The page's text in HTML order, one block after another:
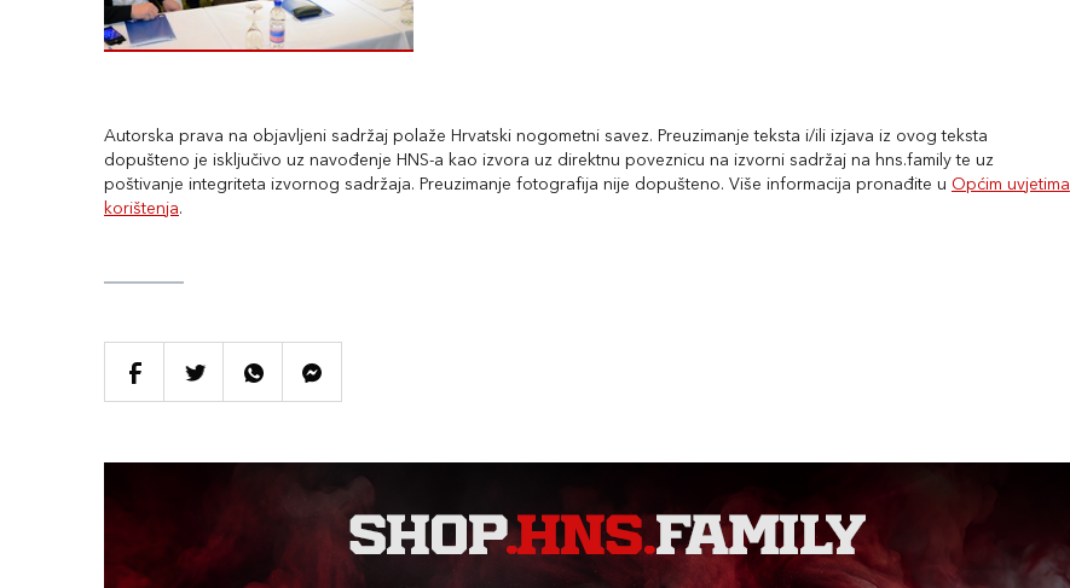
Autorska prava na objavljeni sadržaj polaže Hrvatski nogometni savez. Preuzimanje teksta i/ili izjava iz ovog teksta
dopušteno je isključivo uz navođenje HNS-a kao izvora uz direktnu poveznicu na izvorni sadržaj na hns.family te uz
poštivanje integriteta izvornog sadržaja. Preuzimanje fotografija nije dopušteno. Više informacija pronađite u Općim uvjetima
korištenja.